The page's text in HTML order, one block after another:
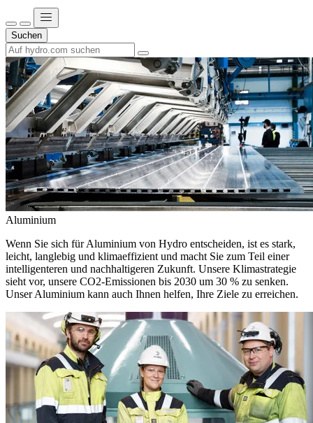
Suchen
Aluminium
Wenn Sie sich für Aluminium von Hydro entscheiden, ist es stark,
leicht, langlebig und klimaeffizient und macht Sie zum Teil einer
intelligenteren und nachhaltigeren Zukunft. Unsere Klimastrategie
sieht vor, unsere CO2-Emissionen bis 2030 um 30 % zu senken.
Unser Aluminium kann auch Ihnen helfen, Ihre Ziele zu erreichen.